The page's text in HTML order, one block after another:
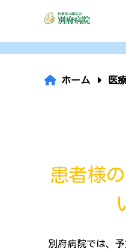
ホーム 医
患者様
別府病院では、